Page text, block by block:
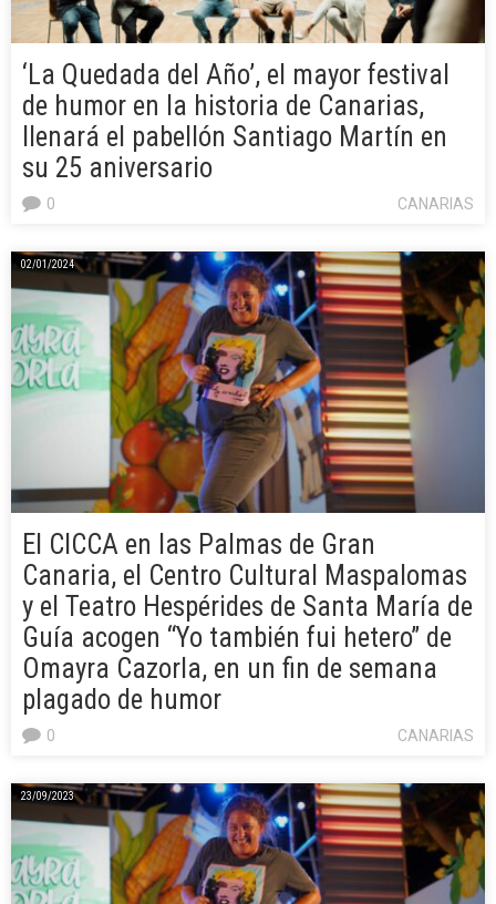
‘La Quedada del Año’, el mayor festival
de humor en la historia de Canarias,
llenará el pabellón Santiago Martín en
su 25 aniversario
CANARIAS
0
02/01/2024
El CICCA en las Palmas de Gran
Canaria, el Centro Cultural Maspalomas
y el Teatro Hespérides de Santa María de
Guía acogen “Yo también fui hetero” de
Omayra Cazorla, en un fin de semana
plagado de humor
CANARIAS
0
23/09/2023